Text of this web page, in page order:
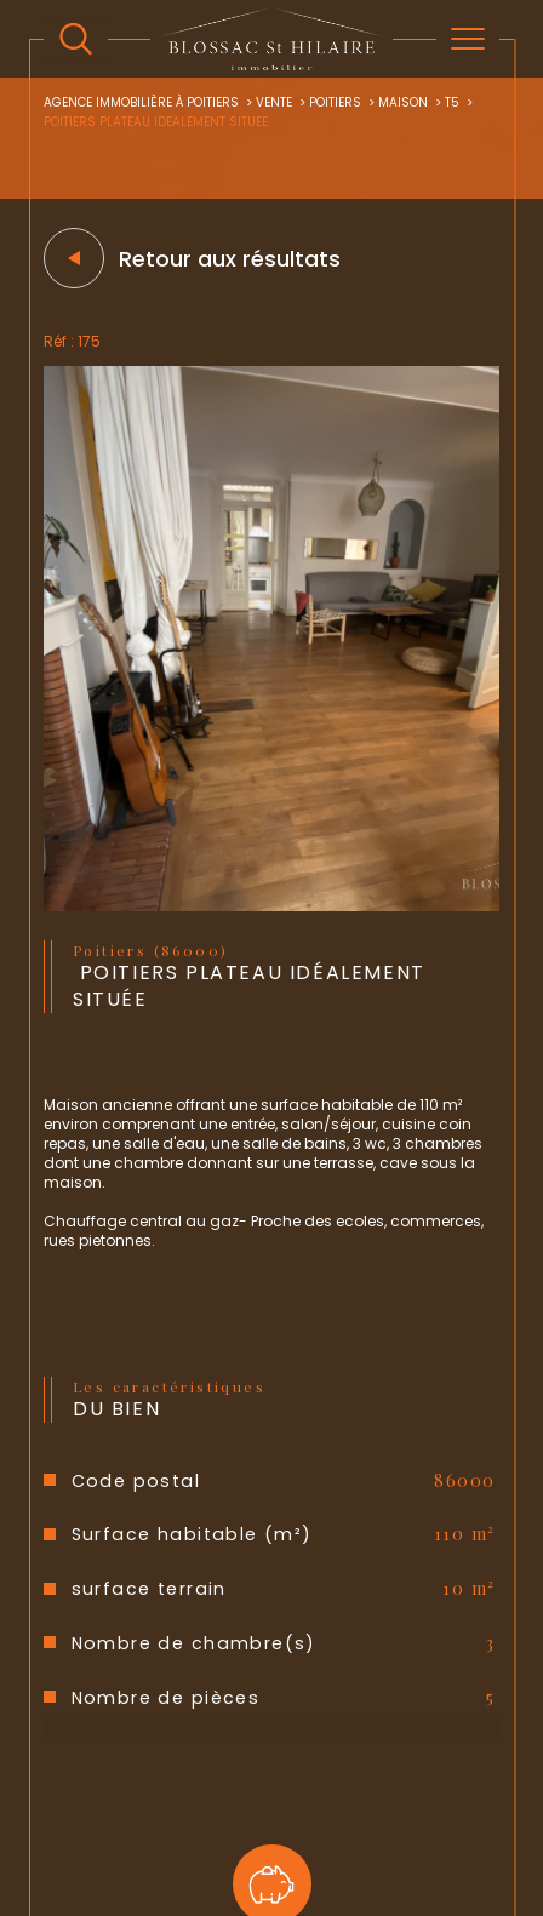
AGENCE IMMOBILIÈRE À POITIERS VENTE POITIERS MAISON
T5
POITIERS PLATEAU IDEALEMENT SITUEE
Retour aux résultats
Réf : 175
Poitiers (86000)
POITIERS PLATEAU IDÉALEMENT
SITUÉE
Maison ancienne offrant une surface habitable de 110 m²
environ comprenant une entrée, salon/séjour, cuisine coin
repas, une salle d'eau, une salle de bains, 3 wc, 3 chambres
dont une chambre donnant sur une terrasse, cave sous la
maison.
Chauffage central au gaz- Proche des ecoles, commerces,
rues pietonnes.
Les caractéristiques
DU BIEN
Code postal 86000
Surface habitable (m²) 110 m²
surface terrain 10 m²
Nombre de chambre(s) 3
Nombre de pièces 5
Nb de salle d'eau
Mode de chauffage